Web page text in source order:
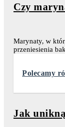
Czy
Marynaty, w
przeniesienia
Polecamy
Jak